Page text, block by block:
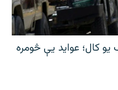
یو کال؛ عواید یې څومره